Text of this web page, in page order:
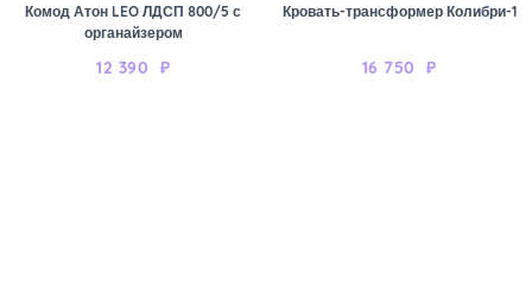
Комод Атон LEO ЛДСП 800/5 с
органайзером
12 390 ₽
Кровать-трансформер Колибри-1
16 750 ₽